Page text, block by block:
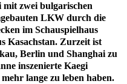
zwei bulgarischen
LKW durch die
im Schauspielhaus
Kasachstan. Zurzeit ist
Berlin und Shanghai zu
inszenierte Kaegi
lange zu leben haben.